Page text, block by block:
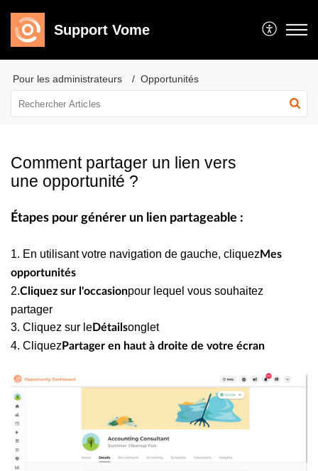
Support Vome
Pour les administrateurs Opportunités
Comment partager un lien vers
une opportunité ?
Étapes pour générer un lien partageable :
1. En utilisant votre navigation de gauche, cliquez Mes
opportunités
2.Cliquez sur l'occasionpour lequel vous souhaitez
partager
3. Cliquez sur leDétailsonglet
4. Cliquez Partager en haut à droite de votre écran